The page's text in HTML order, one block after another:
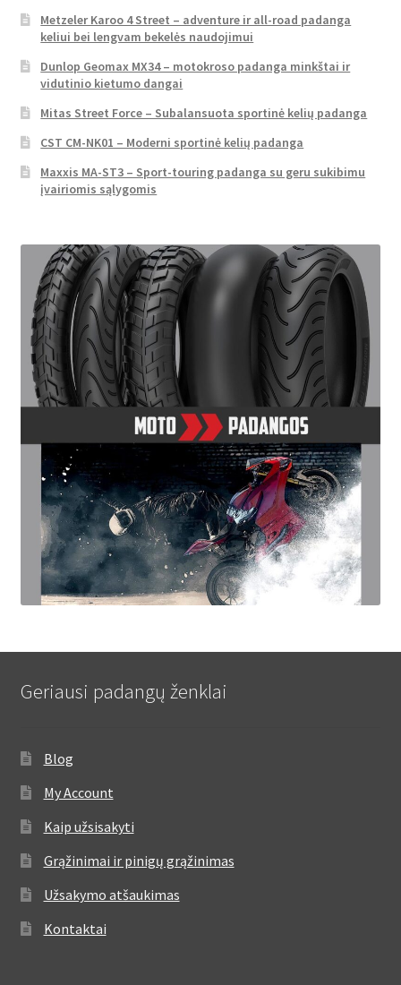
Metzeler Karoo 4 Street – adventure ir all-road padanga
keliui bei lengvam bekelės naudojimui
Dunlop Geomax MX34 – motokroso padanga minkštai ir
vidutinio kietumo dangai
Mitas Street Force – Subalansuota sportinė kelių padanga
CST CM-NK01 – Moderni sportinė kelių padanga
Maxxis MA-ST3 – Sport-touring padanga su geru sukibimu
įvairiomis sąlygomis
Geriausi padangų ženklai
Blog
My Account
Kaip užsisakyti
Grąžinimai ir pinigų grąžinimas
Užsakymo atšaukimas
Kontaktai